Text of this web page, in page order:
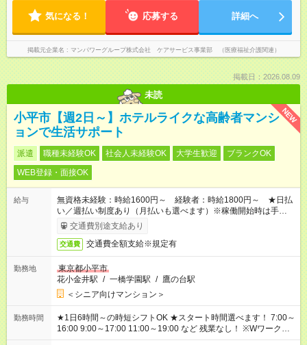
気になる！ 応募する 詳細へ
掲載元企業名 マンパワーグループ株式会社 ケアサービス事業部 （医療福祉介護関連）
掲載日：2026.08.09
未読
NEW
小平市【週2日～】ホテルライクな高齢者マンシ
ョンで生活サポート
派遣 職種未経験OK 社会人未経験OK 大学生歓迎
ブランクOK
WEB登録・面接OK
給与
無資格未経験：時給1600円～ 経験者：時給1800円～ ★日払
い／週払い制度あり（月払いも選べます）※稼働開始時は手続き
完了次第のお支払いとなります。
交通費別途支給あり
交通費 交通費全額支給※規定有
勤務地
東京都小平市
花小金井駅 / 一橋学園駅 / 鷹の台駅
＜シニア向けマンション＞
勤務時間
★1日6時間～の時短シフトOK ★スタート時間選べます！ 7:00～
16:00 9:00～17:00 11:00～19:00 など 残業なし！ ※Wワークの
場合、他のお仕事と合わせ週40時間超の就業はご案内できませ